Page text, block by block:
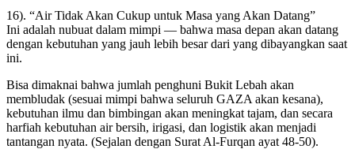
16). “Air Tidak Akan Cukup untuk Masa yang Akan Datang”
Ini adalah nubuat dalam mimpi — bahwa masa depan akan datang
dengan kebutuhan yang jauh lebih besar dari yang dibayangkan saat
ini.
Bisa dimaknai bahwa jumlah penghuni Bukit Lebah akan
membludak (sesuai mimpi bahwa seluruh GAZA akan kesana),
kebutuhan ilmu dan bimbingan akan meningkat tajam, dan secara
harfiah kebutuhan air bersih, irigasi, dan logistik akan menjadi
tantangan nyata. (Sejalan dengan Surat Al-Furqan ayat 48-50).